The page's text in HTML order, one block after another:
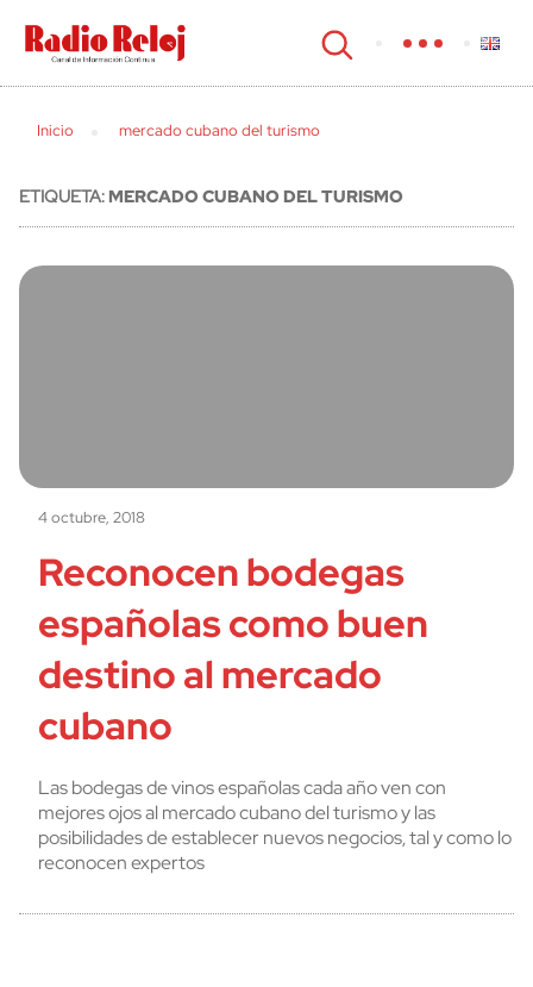
cerrar
Inicio mercado cubano del turismo
ETIQUETA:MERCADO CUBANO DEL TURISMO
4 octubre, 2018
Reconocen bodegas
españolas como buen
destino al mercado
cubano
Las bodegas de vinos españolas cada año ven con
mejores ojos al mercado cubano del turismo y las
posibilidades de establecer nuevos negocios, tal y como lo
reconocen expertos